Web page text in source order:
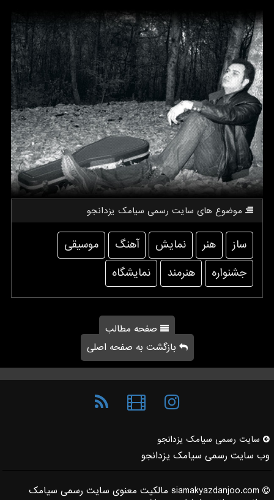
موضوع های سایت رسمی سیامك یزدانجو
ساز هنر نمایش آهنگ
موسیقی
جشنواره
هنرمند نمایشگاه
صفحه مطالب
بازگشت به صفحه اصلی
سایت رسمی سیامك یزدانجو
وب سایت رسمی سیامک یزدانجو
siamakyazdanjoo.com مالکیت معنوی سایت رسمی سیامک